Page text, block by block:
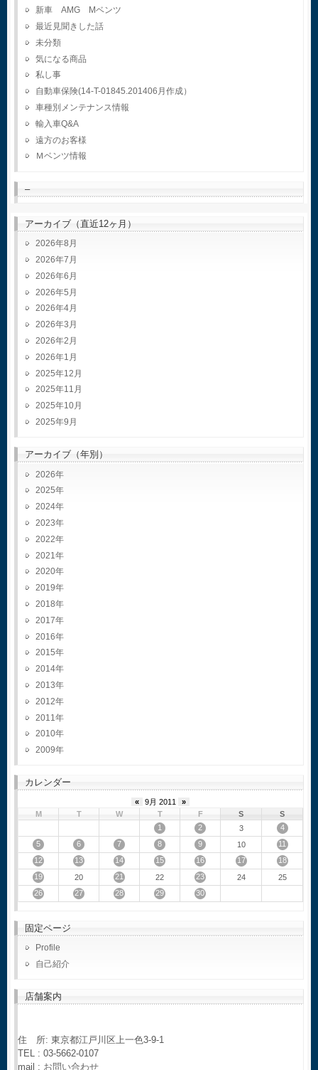
新車 AMG Mベンツ
最近見聞きした話
未分類
気になる商品
私し事
自動車保険(14-T-01845.201406月作成）
車種別メンテナンス情報
輸入車Q&A
遠方のお客様
Ｍベンツ情報
–
アーカイブ（直近12ヶ月）
2026年8月
2026年7月
2026年6月
2026年5月
2026年4月
2026年3月
2026年2月
2026年1月
2025年12月
2025年11月
2025年10月
2025年9月
アーカイブ（年別）
2026
2025
2024
2023
2022
2021
2020
2019
2018
2017
2016
2015
2014
2013
2012
2011
2010
2009
カレンダー
« 9月 2011
»
M
T W T F S
S
1
2 3
4
5
6 7 8 9 10
11
12
13 14 15 16 17
18
19
20 21 22 23 24
25
26
27 28 29 30
固定ページ
Profile
自己紹介
店舗案内
住 所: 東京都江戸川区上一色3-9-1
TEL : 03-5662-0107
mail : お問い合わせ